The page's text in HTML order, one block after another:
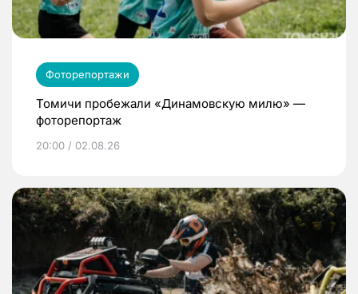
Фоторепортажи
Томичи пробежали «Динамовскую милю» —
фоторепортаж
20:00 / 02.08.26